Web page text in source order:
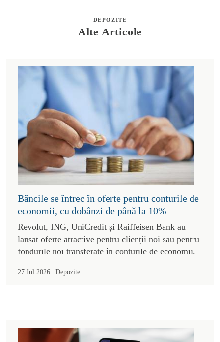
DEPOZITE
Alte Articole
Băncile se întrec în oferte pentru conturile de
economii, cu dobânzi de până la 10%
Revolut, ING, UniCredit și Raiffeisen Bank au
lansat oferte atractive pentru clienții noi sau pentru
fondurile noi transferate în conturile de economii.
27 Iul 2026 | Depozite